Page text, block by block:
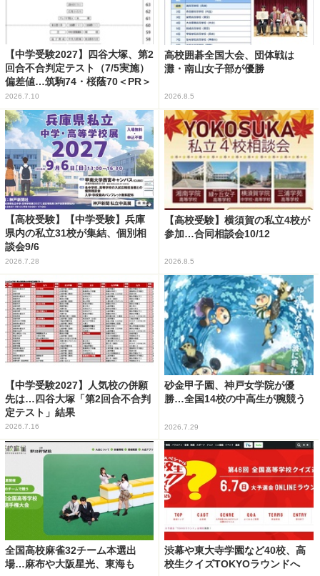
【中学受験2027】四谷大塚、第2
回合不合判定テスト（7/5実施）
偏差値…筑駒74・桜蔭70＜PR＞
2026.7.10
高校囲碁全国大会、団体戦は
灘・南山女子部が優勝
2026.8.5
【高校受験】【中学受験】兵庫
県内の私立31校が集結、個別相
談会9/6
2026.7.28
【高校受験】横須賀の私立4校が
参加…合同相談会10/12
2026.8.5
【中学受験2027】人気校の併願
先は…四谷大塚「第2回合不合判
定テスト」結果
2026.7.16
砂金甲子園、神戸女学院が優
勝…全国14校の中高生が腕競う
2026.7.29
全国高校麻雀32チーム本選出
場…麻布や大阪星光、東海も
渋幕や東大寺学園など40校、高
校生クイズTOKYOラウンドへ